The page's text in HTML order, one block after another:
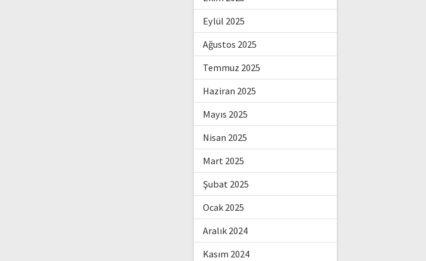
Eylül 2025
Ağustos 2025
Temmuz 2025
Haziran 2025
Mayıs 2025
Nisan 2025
Mart 2025
Şubat 2025
Ocak 2025
Aralık 2024
Kasım 2024